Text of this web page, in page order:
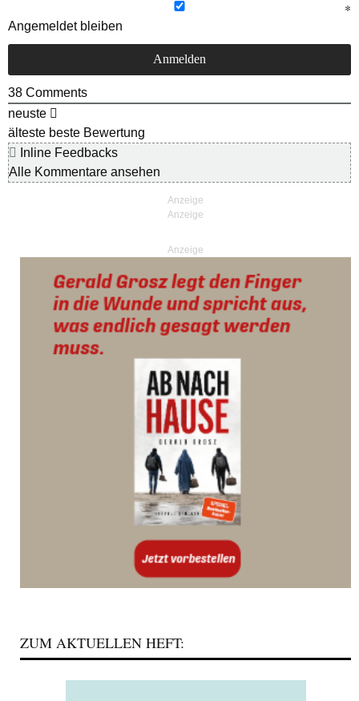
Angemeldet bleiben
38 Comments
neuste
älteste beste Bewertung
Inline Feedbacks
Alle Kommentare ansehen
Anzeige
ZUM AKTUELLEN HEFT: